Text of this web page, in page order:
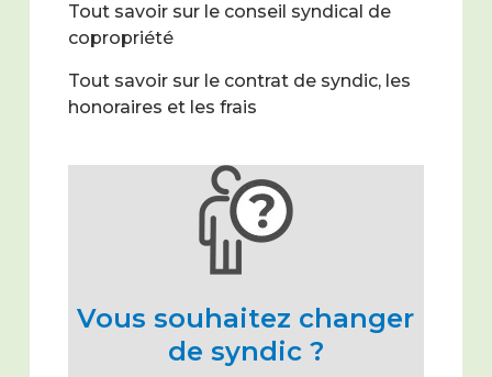
Tout savoir sur le conseil syndical de
copropriété
Tout savoir sur le contrat de syndic, les
honoraires et les frais
Vous souhaitez changer
de syndic ?